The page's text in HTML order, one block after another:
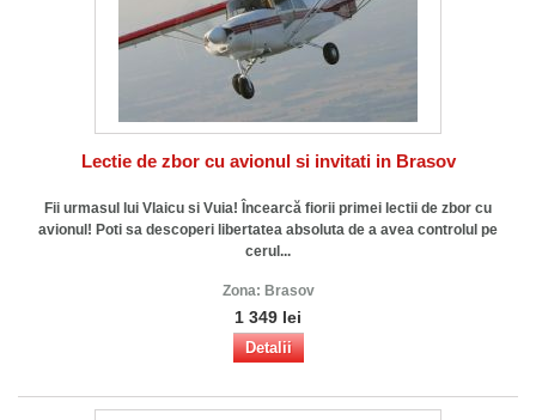
Lectie de zbor cu avionul si invitati in Brasov
Fii urmasul lui Vlaicu si Vuia! Încearcă fiorii primei lectii de zbor cu
avionul! Poti sa descoperi libertatea absoluta de a avea controlul pe
cerul...
Zona: Brasov
1 349 lei
Detalii